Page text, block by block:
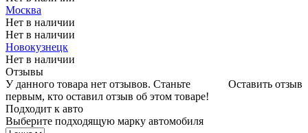
Москва
Нет в наличии
Нет в наличии
Новокузнецк
Нет в наличии
Отзывы
Оставить отзыв
У данного товара нет отзывов. Станьте
первым, кто оставил отзыв об этом товаре!
Подходит к авто
Выберите подходящую марку автомобиля